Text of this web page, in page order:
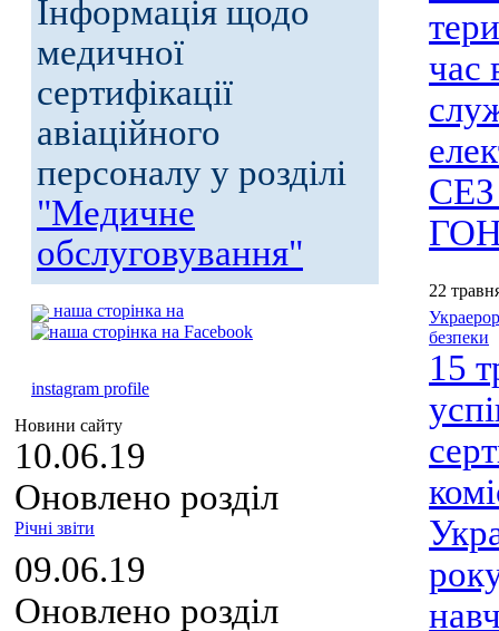
Інформація щодо
медичної
сертифікації
авіаційного
персоналу у розділі
"Медичне
обслуговування"
наша сторінка на
instagram profile
Новини сайту
10.06.19
Оновлено розділ
Річні звіти
09.06.19
Оновлено розділ
час
СЕЗ
22
безпеки
15